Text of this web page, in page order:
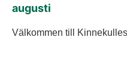
augusti
Välkommen till